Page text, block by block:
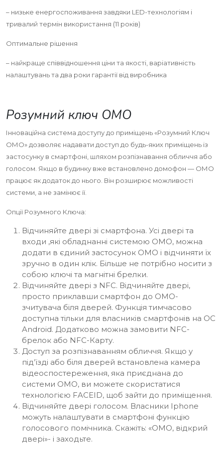
– низьке енергоспоживання завдяки LED-технологіям і
тривалий термін використання (11 років)
Оптимальне рішення
– найкраще співвідношення ціни та якості, варіативність
налаштувань та два роки гарантії від виробника
Розумний ключ ОМО
Інноваційна система доступу до приміщень «Розумний Ключ
ОМО» дозволяє надавати доступ до будь-яких приміщень із
застосунку в смартфоні, шляхом розпізнавання обличчя або
голосом. Якщо в будинку вже встановлено домофон — ОМО
працює як додаток до нього. Він розширює можливості
системи, а не замінює її.
Опції Розумного Ключа:
Відчиняйте двері зі смартфона. Усі двері та
входи ,які обладнанні системою ОМО, можна
додати в єдиний застосунок ОМО і відчиняти їх
зручно в один клік. Більше не потрібно носити з
собою ключі та магнітні брелки.
Відчиняйте двері з NFC. Відчиняйте двері,
просто приклавши смартфон до ОМО-
зчитувача біля дверей. Функція тимчасово
доступна тільки для власників смартфонів на ОС
Android. Додатково можна замовити NFC-
брелок або NFC-Карту.
Доступ за розпізнаванням обличчя. Якщо у
під’їзді або біля дверей встановлена камера
відеоспостереження, яка приєднана до
системи ОМО, ви можете скористатися
технологією FACEID, щоб зайти до приміщення.
Відчиняйте двері голосом. Власники Iphone
можуть налаштувати в смартфоні функцію
голосового помічника. Скажіть: «ОМО, відкрий
двері»- і заходьте.